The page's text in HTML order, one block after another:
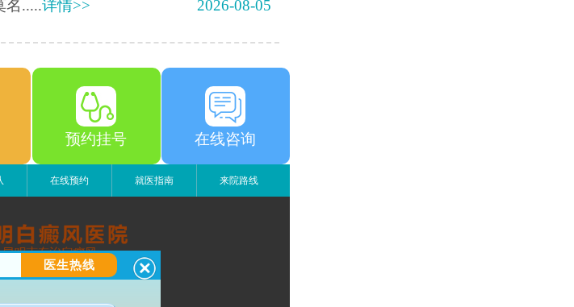
名.....详情>> 2026-08-05
预约挂号 在线咨询
在线预约 就医指南 来院路线
白癜风医院
五华区护国路2号
医生热线